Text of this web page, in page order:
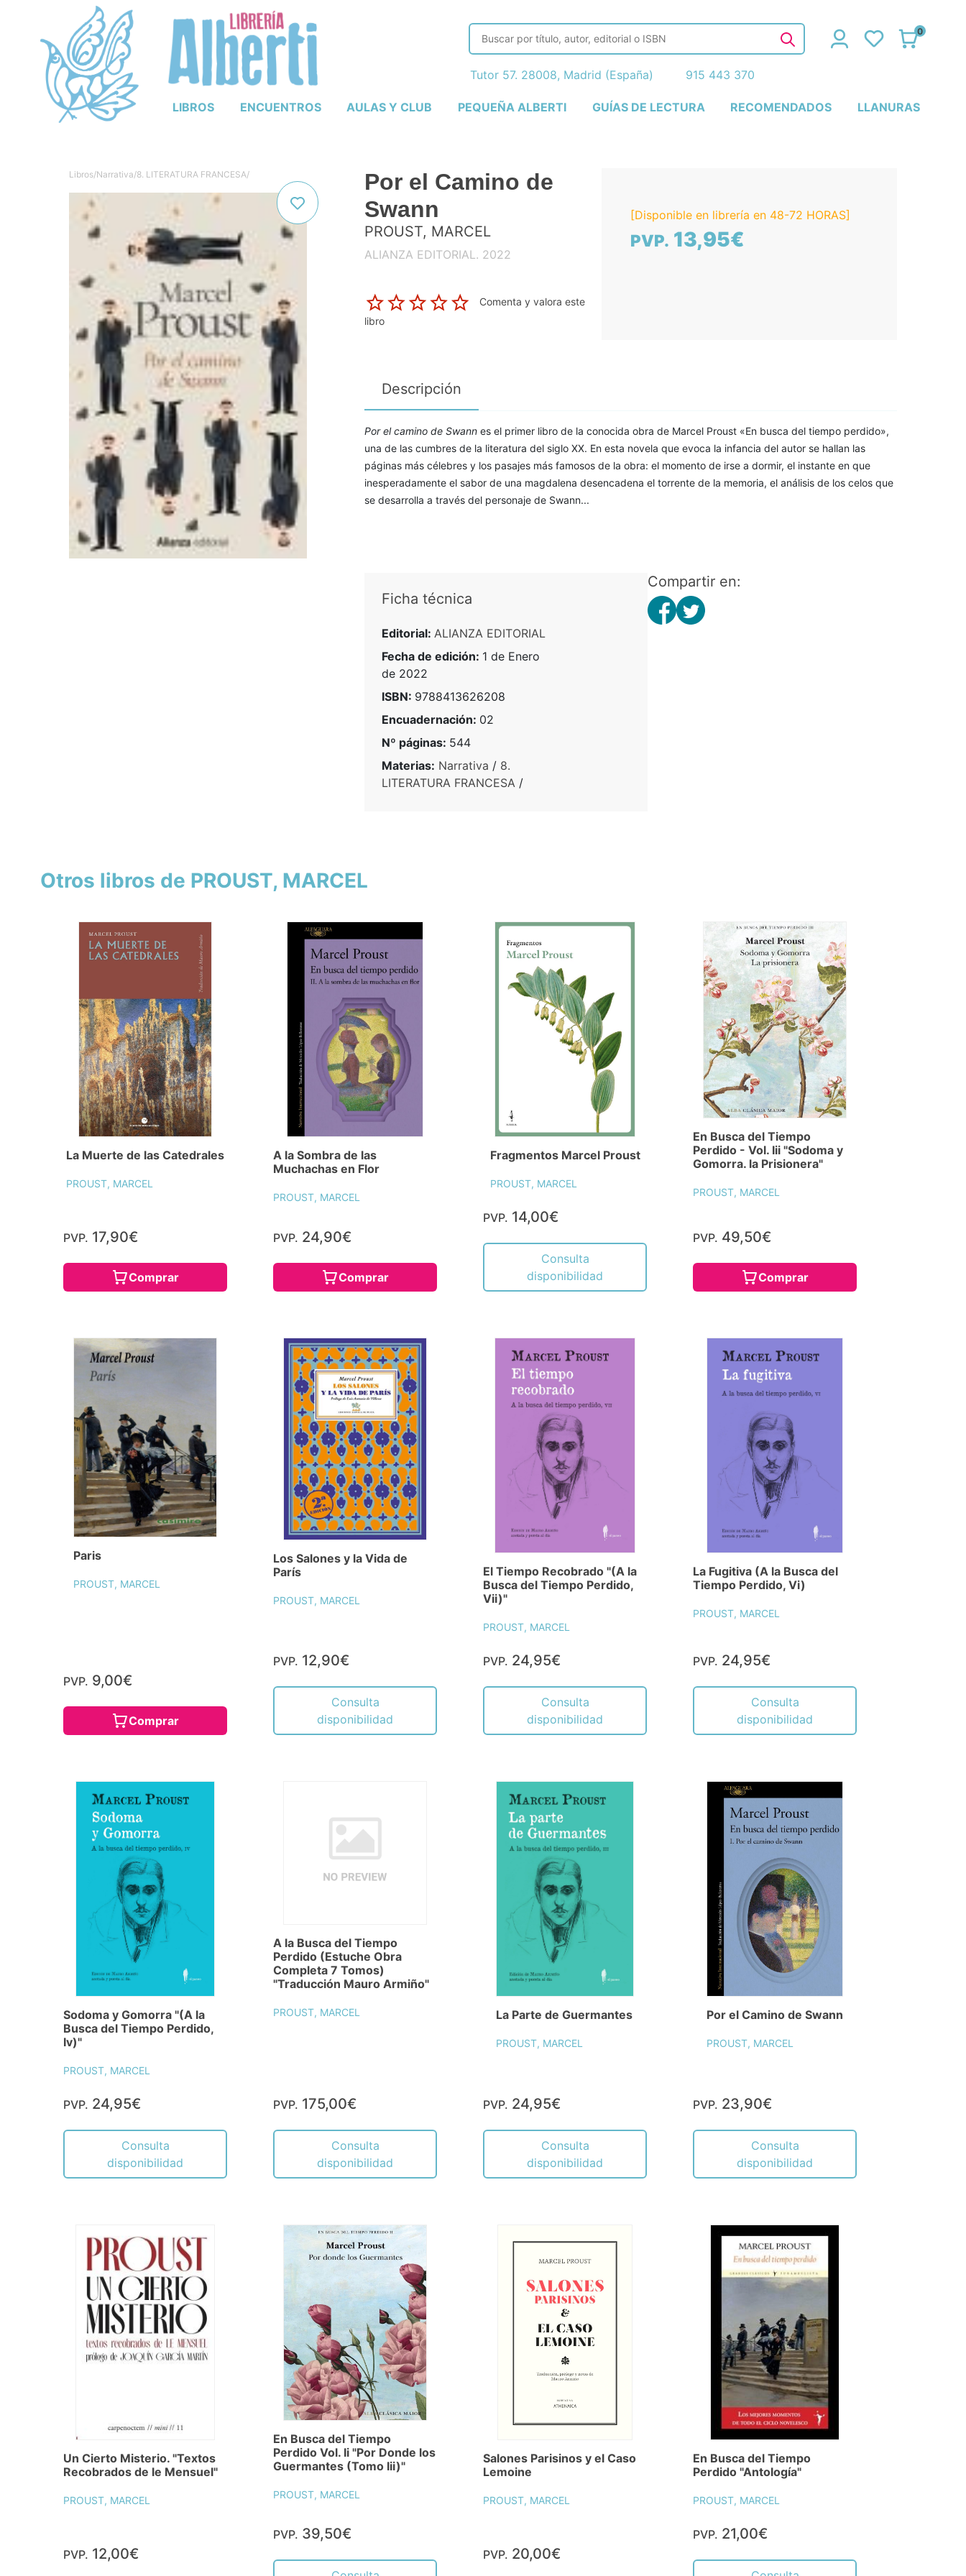
LIBROS ENCUENTROS AULAS Y CLUB PEQUEÑA ALBERTI GUÍAS DE LECTURA RECOMENDADOS LLANURAS
0
Tutor 57. 28008, Madrid (España) 915 443 370
Libros/Narrativa/8. LITERATURA FRANCESA/
Por el Camino de
Swann
PROUST, MARCEL
ALIANZA EDITORIAL. 2022
Comenta y valora este
libro
[Disponible en librería en 48-72 HORAS]
PVP. 13,95€
Descripción
Por el camino de Swannes el primer libro de la conocida obra de Marcel Proust «En busca del tiempo perdido»,
una de las cumbres de la literatura del siglo XX. En esta novela que evoca la infancia del autor se hallan las
páginas más célebres y los pasajes más famosos de la obra: el momento de irse a dormir, el instante en que
inesperadamente el sabor de una magdalena desencadena el torrente de la memoria, el análisis de los celos que
se desarrolla a través del personaje de Swann...
Ficha técnica
Editorial: ALIANZA EDITORIAL
Fecha de edición: 1 de Enero
de 2022
ISBN: 9788413626208
Encuadernación: 02
Nº páginas: 544
Materias: Narrativa / 8.
LITERATURA FRANCESA /
Compartir en:
Otros libros de PROUST, MARCEL
La Muerte de las Catedrales
PROUST, MARCEL
PVP. 17,90€
Comprar
A la Sombra de las
Muchachas en Flor
PROUST, MARCEL
PVP. 24,90€
Comprar
Fragmentos Marcel Proust
PROUST, MARCEL
PVP. 14,00€
Consulta
disponibilidad
En Busca del Tiempo
Perdido - Vol. Iii "Sodoma y
Gomorra. la Prisionera"
PROUST, MARCEL
PVP. 49,50€
Comprar
Paris
PROUST, MARCEL
PVP. 9,00€
Comprar
Los Salones y la Vida de
París
PROUST, MARCEL
PVP. 12,90€
Consulta
disponibilidad
El Tiempo Recobrado "(A la
Busca del Tiempo Perdido,
Vii)"
PROUST, MARCEL
PVP. 24,95€
Consulta
disponibilidad
La Fugitiva (A la Busca del
Tiempo Perdido, Vi)
PROUST, MARCEL
PVP. 24,95€
Consulta
disponibilidad
Sodoma y Gomorra "(A la
Busca del Tiempo Perdido,
Iv)"
PROUST, MARCEL
PVP. 24,95€
Consulta
disponibilidad
A la Busca del Tiempo
Perdido (Estuche Obra
Completa 7 Tomos)
"Traducción Mauro Armiño"
PROUST, MARCEL
PVP. 175,00€
Consulta
disponibilidad
La Parte de Guermantes
PROUST, MARCEL
PVP. 24,95€
Consulta
disponibilidad
Por el Camino de Swann
PROUST, MARCEL
PVP. 23,90€
Consulta
disponibilidad
Un Cierto Misterio. "Textos
Recobrados de le Mensuel"
PROUST, MARCEL
PVP. 12,00€
En Busca del Tiempo
Perdido Vol. Ii "Por Donde los
Guermantes (Tomo Iii)"
PROUST, MARCEL
PVP. 39,50€
Salones Parisinos y el Caso
Lemoine
PROUST, MARCEL
PVP. 20,00€
En Busca del Tiempo
Perdido "Antología"
PROUST, MARCEL
PVP. 21,00€